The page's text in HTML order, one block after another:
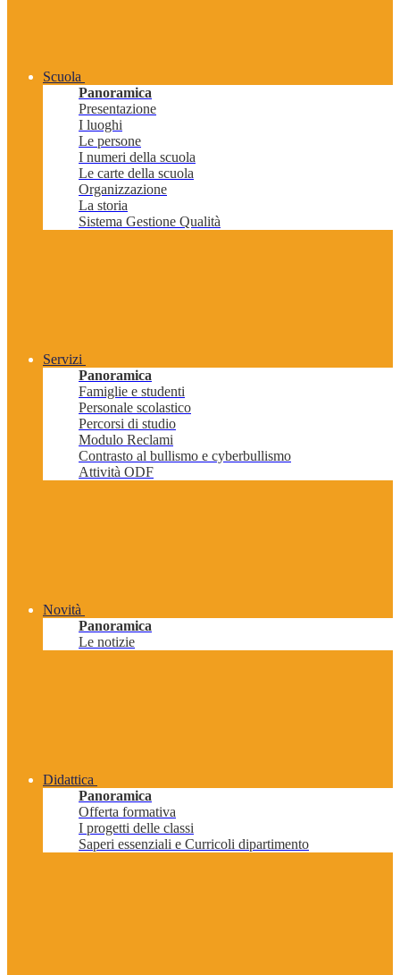
Scuola
Panoramica
Presentazione
I luoghi
Le persone
I numeri della scuola
Le carte della scuola
Organizzazione
La storia
Sistema Gestione Qualità
Servizi
Panoramica
Famiglie e studenti
Personale scolastico
Percorsi di studio
Modulo Reclami
Contrasto al bullismo e cyberbullismo
Attività ODF
Novità
Panoramica
Le notizie
Didattica
Panoramica
Offerta formativa
I progetti delle classi
Saperi essenziali e Curricoli dipartimento